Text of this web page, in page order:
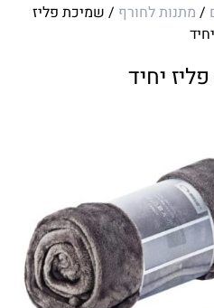
מתנות לחורף/ שמיכת פליז
יחיד